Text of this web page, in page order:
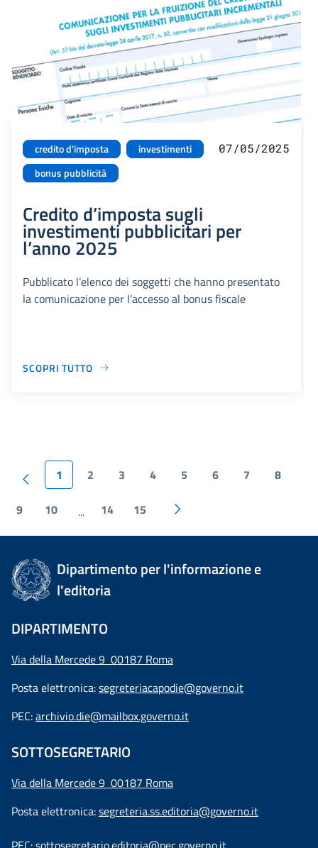
credito d'imposta
investimenti
bonus pubblicità
07/05/2025
Credito d’imposta sugli
investimenti pubblicitari per
l’anno 2025
Pubblicato l’elenco dei soggetti che hanno presentato
la comunicazione per l’accesso al bonus fiscale
SCOPRI TUTTO
1 2 3 4 5 6 7 8
9 10 ... 14 15
Dipartimento per l'informazione e
l'editoria
DIPARTIMENTO
Via della Mercede 9 00187 Roma
Posta elettronica:segreteriacapodie@governo.it
PEC:archivio.die@mailbox.governo.it
SOTTOSEGRETARIO
Via della Mercede 9 00187 Roma
Posta elettronica:segreteria.ss.editoria@governo.it